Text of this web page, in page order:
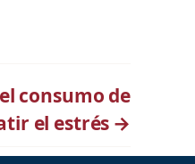
consumo de
el estrés →